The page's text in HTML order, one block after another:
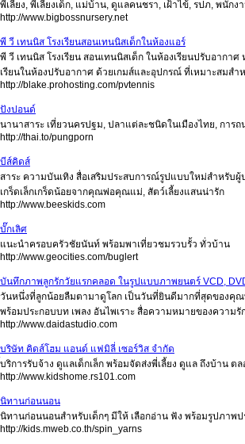
พี่เลี้ยง, พี่เลี้ยงเด็ก, แม่บ้าน, ดูแลคนชรา, เฝ้าไข้, รปภ, พนั
http://www.bigbossnursery.net
พี วี เทนนิส โรงเรียนสอนเทนนิสเด็กในห้องแอร์
พี วี เทนนิส โรงเรียน สอนเทนนิสเด็ก ในห้องเรียนปรับอาก
เรียนในห้องปรับอากาศ ด้วยเกมส์และอุปกรณ์ ที่เหมาะสมส
http://blake.prohosting.com/pvtennis
ปังปอนด์
นานาสาระ เที่ยวนครปฐม, ปลาแต่ละชนิดในเมืองไทย, การ
http://thai.to/pungporn
บีส์คิดส์
สาระ ความบันเทิง สื่อเสริมประสบการณ์รูปแบบใหม่สำหรับ
เกร็ดเล็กเกร็ดน้อยจากคุณพ่อคุณแม่, สัตว์เลี้ยงแสนน่ารัก
http://www.beeskids.com
บั๊กเลิศ
แนะนำครอบครัวชัยนันท์ พร้อมพาเที่ยวชมรวบรั้ว ทั่วบ้าน
http://www.geocities.com/buglert
บันทึกภาพลูกรักวัยแรกคลอด ในรูปแบบภาพยนตร์ VCD,
วันหนึ่งที่ลูกน้อยลืมตามาดูโลก เป็นวันที่ยินดีมากที่สุดของคุ
พร้อมประกอบบท เพลง อันไพเราะ สื่อความหมายของควา
http://www.daidastudio.com
บริษัท คิดส์โฮม แอนด์ แฟมิลี่ เซอร์วิส จำกัด
บริการรับจ้าง ดูแลเด็กเล็ก พร้อมจัดส่งพี่เลี้ยง ดูแล ถึงบ้าน
http://www.kidshome.rs101.com
นิทานก่อนนอน
นิทานก่อนนอนสำหรับเด็กๆ มีให้ เลือกอ่าน ฟัง พร้อมรูปภาพป
http://kids.mweb.co.th/spin_yarns